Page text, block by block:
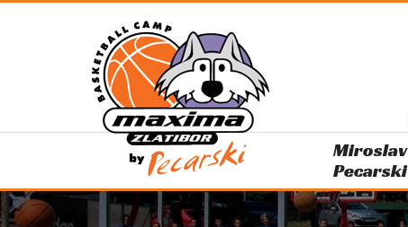
Miroslav
Pecarski